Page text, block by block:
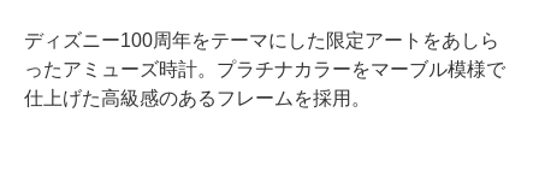
ディズニー100周年をテーマにした限定アートをあしら
ったアミューズ時計。プラチナカラーをマーブル模様で
仕上げた高級感のあるフレームを採用。